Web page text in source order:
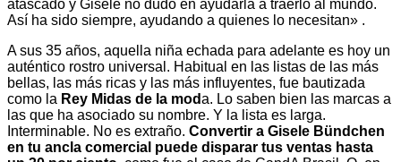
atascado y Gisele no dudó en ayudarla a traerlo al mundo.
Así ha sido siempre, ayudando a quienes lo necesitan» .
A sus 35 años, aquella niña echada para adelante es hoy un
auténtico rostro universal. Habitual en las listas de las más
bellas, las más ricas y las más influyentes, fue bautizada
como la Rey Midas de la moda. Lo saben bien las marcas a
las que ha asociado su nombre. Y la lista es larga.
Interminable. No es extraño. Convertir a Gisele Bündchen
en tu ancla comercial puede disparar tus ventas hasta